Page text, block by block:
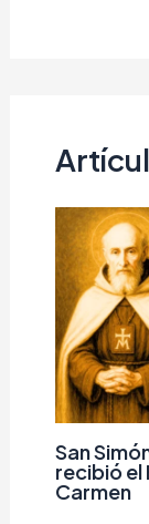
San
recibió el
Carmen